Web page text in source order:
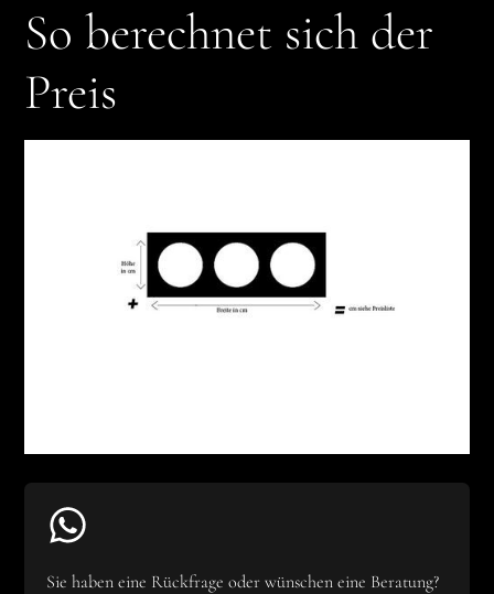
So berechnet sich der
Preis
Sie haben eine Rückfrage oder wünschen eine Beratung?